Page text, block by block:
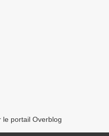
le portail Overblog